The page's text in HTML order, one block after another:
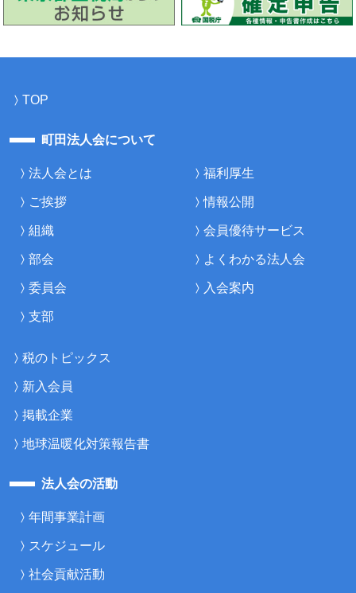
TOP
町田法人会について
法人会とは
ご挨拶
組織
部会
委員会
支部
福利厚生
情報公開
会員優待サービス
よくわかる法人会
入会案内
税のトピックス
新入会員
掲載企業
地球温暖化対策報告書
法人会の活動
年間事業計画
スケジュール
社会貢献活動